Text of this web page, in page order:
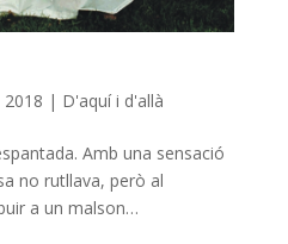
| D'aquí i d'allà
Amb una sensació
no rutllava, però al
a un malson…